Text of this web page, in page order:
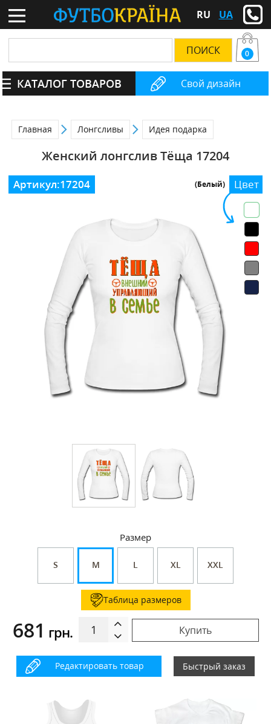
RU UA
Свой дизайн
0
КАТАЛОГ ТОВАРОВ
Главная Лонгсливы Идея подарка
Женский лонгслив Тёща 17204
Цвет
(Белый)
Размер
S M L XL XXL
Таблица размеров
681 грн. Купить
Редактировать товар Быстрый заказ
Артикул:17204